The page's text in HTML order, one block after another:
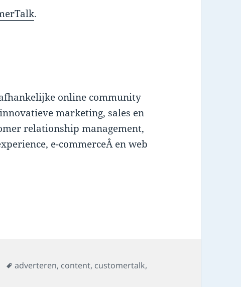
.
online community
marketing, sales en
relationship management,
e-commerceÂ en web
Tags
adverteren, content, customertalk,